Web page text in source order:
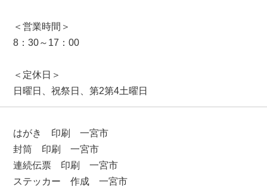
はがき 印刷 一宮市
封筒 印刷 一宮市
連続伝票 印刷 一宮市
ステッカー 作成 一宮市
＜営業時間＞
8：30～17：00
＜定休日＞
日曜日、祝祭日、第2第4土曜日